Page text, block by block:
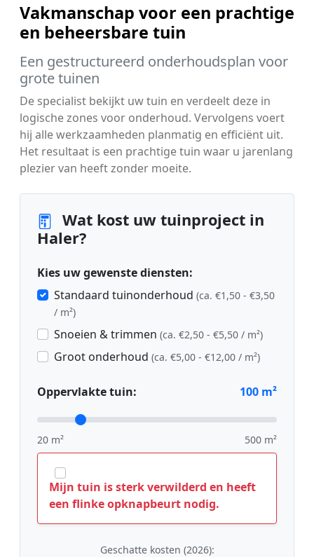
Vakmanschap voor een prachtige
en beheersbare tuin
Een gestructureerd onderhoudsplan voor
grote tuinen
De specialist bekijkt uw tuin en verdeelt deze in
logische zones voor onderhoud. Vervolgens voert
hij alle werkzaamheden planmatig en efficiënt uit.
Het resultaat is een prachtige tuin waar u jarenlang
plezier van heeft zonder moeite.
Wat kost uw tuinproject in
Haler?
Kies uw gewenste diensten:
Standaard tuinonderhoud (ca. €1,50 - €3,50
/ m²)
Snoeien & trimmen (ca. €2,50 - €5,50 / m²)
Groot onderhoud (ca. €5,00 - €12,00 / m²)
Oppervlakte tuin: 100 m²
20 m² 500 m²
Mijn tuin is sterk verwilderd en heeft
een flinke opknapbeurt nodig.
Geschatte kosten (2026):